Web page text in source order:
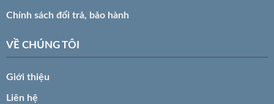
Chính sách đổi trả, bảo hành
VỀ CHÚNG TÔI
Giới thiệu
Liên hệ